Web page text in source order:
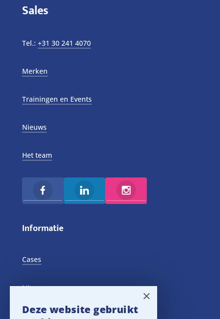
Sales
Tel.: +31 30 241 4070
Merken
Trainingen en Events
Nieuws
Het team
Informatie
Cases
Nieuws
Training Events
×
Deze website gebruikt